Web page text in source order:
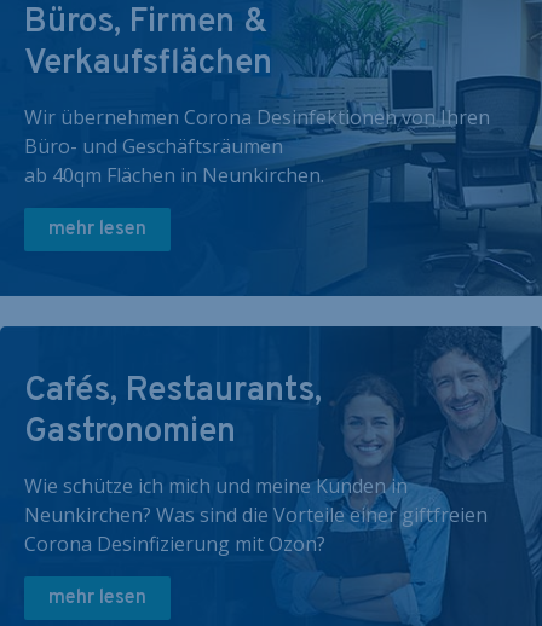
Büros, Firmen &
Verkaufsflächen
Wir übernehmen Corona Desinfektionen von Ihren
Büro- und Geschäftsräumen
ab 40qm Flächen in Neunkirchen.
mehr lesen
Cafés, Restaurants,
Gastronomien
Wie schütze ich mich und meine Kunden in
Neunkirchen? Was sind die Vorteile einer giftfreien
Corona Desinfizierung mit Ozon?
mehr lesen